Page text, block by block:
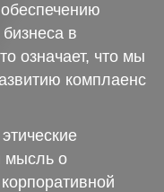
в
означает, что мы
комплаенс
мысль о